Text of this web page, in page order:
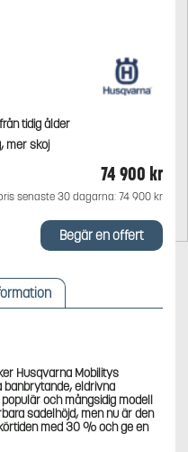
tidig ålder
mer skoj
74 900 kr
senaste 30 dagarna: 74 900 kr
Begär en offert
Husqvarna Mobilitys
eldrivna
och mångsidig modell
sadelhöjd, men nu är den
med 30 % och ge en